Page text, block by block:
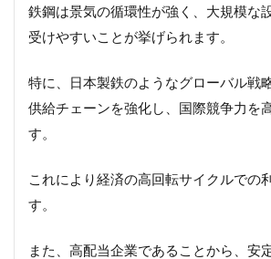
鉄鋼は景気の循環性が強く、大規模な
受けやすいことが挙げられます。
特に、日本製鉄のようなグローバル戦
供給チェーンを強化し、国際競争力を
す。
これにより経済の高回転サイクルでの
す。
また、高配当企業であることから、安